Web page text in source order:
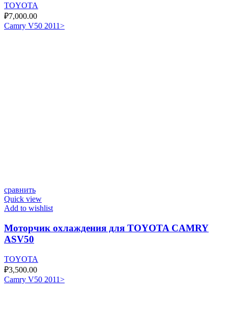
TOYOTA
₽7,000.00
Camry V50 2011>
сравнить
Quick view
Add to wishlist
Моторчик охлаждения для TOYOTA CAMRY
ASV50
TOYOTA
₽3,500.00
Camry V50 2011>